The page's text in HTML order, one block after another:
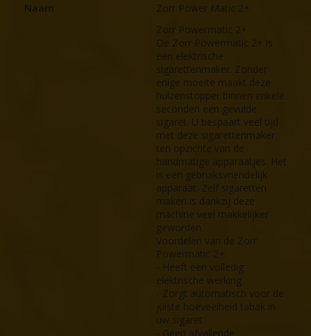
Naam
Zorr Power Matic 2+
Zorr Powermatic 2+
De Zorr Powermatic 2+ is
een elektrische
sigarettenmaker. Zonder
enige moeite maakt deze
hulzenstopper binnen enkele
seconden een gevulde
sigaret. U bespaart veel tijd
met deze sigarettenmaker
ten opzichte van de
handmatige apparaatjes. Het
is een gebruiksvriendelijk
apparaat. Zelf sigaretten
maken is dankzij deze
machine veel makkelijker
geworden.
Voordelen van de Zorr
Powermatic 2+:
- Heeft een volledig
elektrische werking
- Zorgt automatisch voor de
juiste hoeveelheid tabak in
uw sigaret
- Geen afvallende